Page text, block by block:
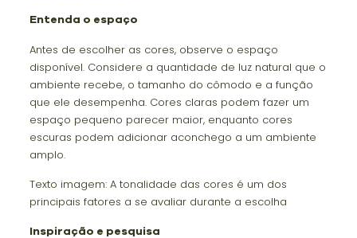
Entenda o espaço
Antes de escolher as cores, observe o espaço
disponível. Considere a quantidade de luz natural que o
ambiente recebe, o tamanho do cômodo e a função
que ele desempenha. Cores claras podem fazer um
espaço pequeno parecer maior, enquanto cores
escuras podem adicionar aconchego a um ambiente
amplo.
Texto imagem: A tonalidade das cores é um dos
principais fatores a se avaliar durante a escolha
Inspiração e pesquisa